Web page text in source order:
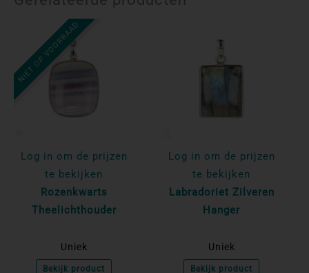
NIET OP VOORRAAD
Log in om de prijzen
te bekijken
Rozenkwarts
Theelichthouder
Uniek
Bekijk product
Log in om de prijzen
te bekijken
Labradoriet Zilveren
Hanger
Uniek
Bekijk product